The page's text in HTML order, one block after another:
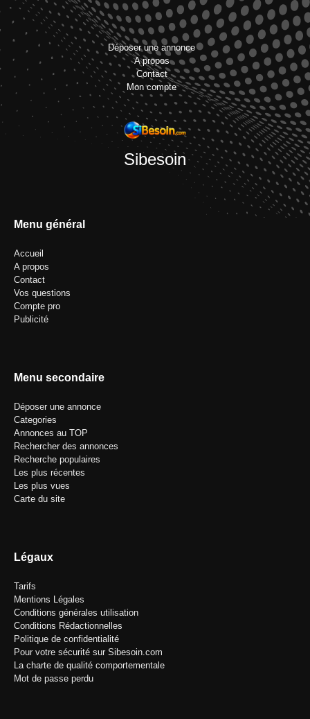
Déposer une annonce
A propos
Contact
Mon compte
Sibesoin
Menu général
Accueil
A propos
Contact
Vos questions
Compte pro
Publicité
Menu secondaire
Déposer une annonce
Categories
Annonces au TOP
Rechercher des annonces
Recherche populaires
Les plus récentes
Les plus vues
Carte du site
Légaux
Tarifs
Mentions Légales
Conditions générales utilisation
Conditions Rédactionnelles
Politique de confidentialité
Pour votre sécurité sur Sibesoin.com
La charte de qualité comportementale
Mot de passe perdu